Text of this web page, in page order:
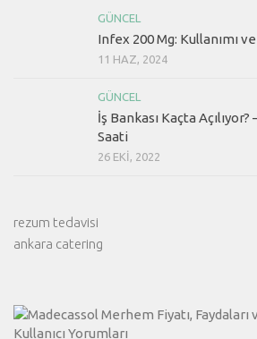
GÜNCEL
Infex 200 Mg: Kullanımı
11 HAZ, 2024
GÜNCEL
İş Bankası Kaçta Açılıyor?
Saati
26 EKI, 2022
rezum tedavisi
ankara catering